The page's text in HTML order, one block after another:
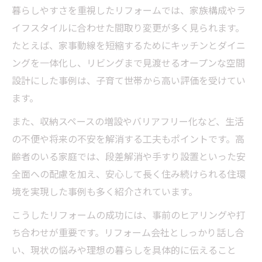
リフォーム予算を上手に立てる方法
暮らしを豊かにするリフォーム成功体験
リフォームで変わった暮らしの実例
トータルデザインが生む快適空間の体験談
暮らしやすさを重視したリフォームでは、家族構成やラ
イフスタイルに合わせた間取り変更が多く見られます。
たとえば、家事動線を短縮するためにキッチンとダイニ
ングを一体化し、リビングまで見渡せるオープンな空間
設計にした事例は、子育て世帯から高い評価を受けてい
ます。
また、収納スペースの増設やバリアフリー化など、生活
の不便や将来の不安を解消する工夫もポイントです。高
齢者のいる家庭では、段差解消や手すり設置といった安
全面への配慮を加え、安心して長く住み続けられる住環
境を実現した事例も多く紹介されています。
こうしたリフォームの成功には、事前のヒアリングや打
ち合わせが重要です。リフォーム会社としっかり話し合
い、現状の悩みや理想の暮らしを具体的に伝えること